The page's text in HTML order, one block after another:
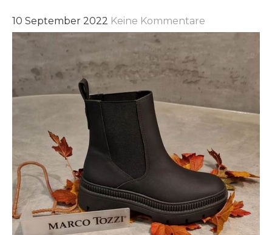
10 September 2022 Keine Kommentare